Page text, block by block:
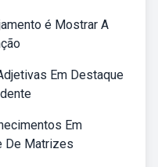
é Mostrar A
Em Destaque
Em
De Matrizes